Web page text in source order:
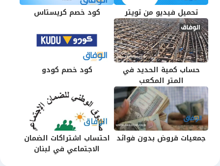
تحميل فيديو من تويتر كود خصم كريستاس
حساب كمية الحديد في
المتر المكعب
كود خصم كودو
جمعيات قروض بدون فوائد احتساب اشتراكات الضمان
الاجتماعي في لبنان